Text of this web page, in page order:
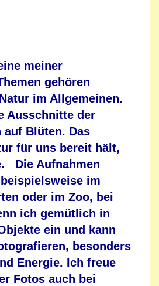
meiner
gehören
im Allgemeinen.
Ausschnitte der
auf Blüten. Das
für uns bereit hält,
Die Aufnahmen
im
oder im Zoo, bei
ich gemütlich in
ein und kann
besonders
Energie. Ich freue
Fotos auch bei